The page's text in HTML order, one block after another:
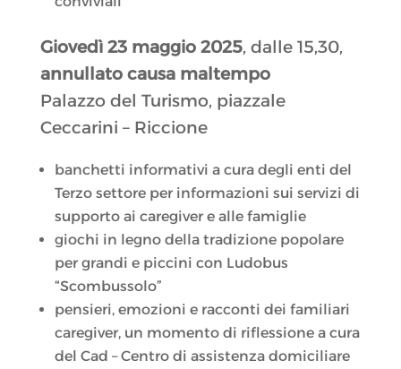
Giovedì 23 maggio 2025, dalle 15,30,
annullato causa maltempo
Palazzo del Turismo, piazzale
Ceccarini – Riccione
banchetti informativi a cura degli enti del
Terzo settore per informazioni sui servizi di
supporto ai caregiver e alle famiglie
giochi in legno della tradizione popolare
per grandi e piccini con Ludobus
“Scombussolo”
pensieri, emozioni e racconti dei familiari
caregiver, un momento di riflessione a cura
del Cad – Centro di assistenza domiciliare